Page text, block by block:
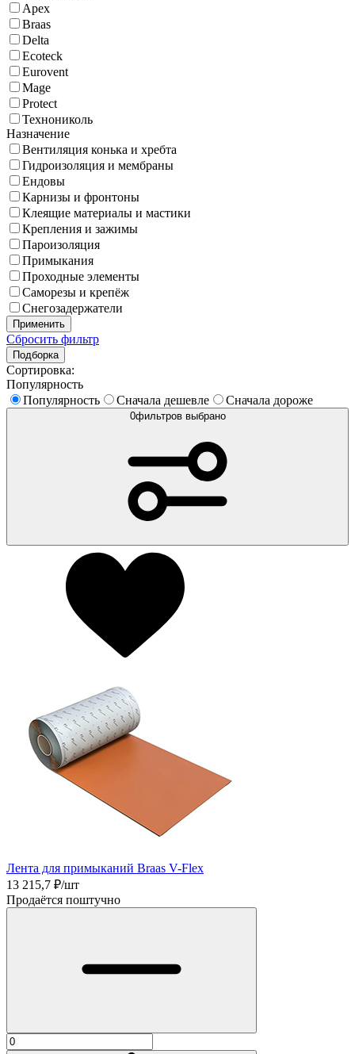
Apex
Braas
Delta
Ecoteck
Eurovent
Mage
Protect
Технониколь
Назначение
Вентиляция конька и хребта
Гидроизоляция и мембраны
Ендовы
Карнизы и фронтоны
Клеящие материалы и мастики
Крепления и зажимы
Пароизоляция
Примыкания
Проходные элементы
Саморезы и крепёж
Снегозадержатели
Применить
Сбросить фильтр
Подборка
Сортировка:
Популярность
Популярность
Сначала дешевле Сначала дороже
0фильтров выбрано
Лента для примыканий Braas V-Flex
13 215,7 ₽/шт
Продаётся поштучно